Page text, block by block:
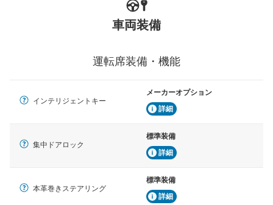
車両装備
運転席装備・機能
インテリジェントキー
メーカーオプション
詳細
集中ドアロック
標準装備
詳細
本革巻きステアリング
標準装備
詳細